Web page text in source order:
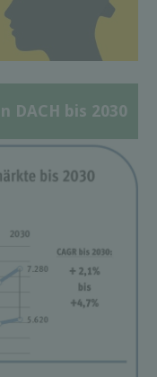
DACH bis 2030